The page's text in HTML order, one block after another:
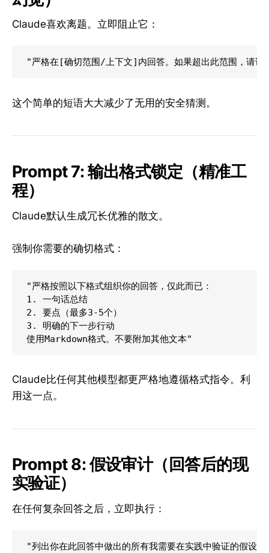
Claude喜欢离题。立即阻止它：
这个简单的短语大大减少了无用的安全猜测。
Prompt 7: 输出格式锁定（精准工
程）
Claude默认生成冗长优雅的散文。
强制你需要的确切格式：
"严格按照以下格式组织你的回答，仅此而已：
1. 一句话总结
2. 要点（最多3-5个）
3. 明确的下一步行动
Claude比任何其他模型都更严格地遵循格式指令。利
用这一点。
Prompt 8: 假设审计（回答后的现
实验证）
在任何复杂回答之后，立即执行：
"列出你在此回答中做出的所有我需要在实践中验证的假设